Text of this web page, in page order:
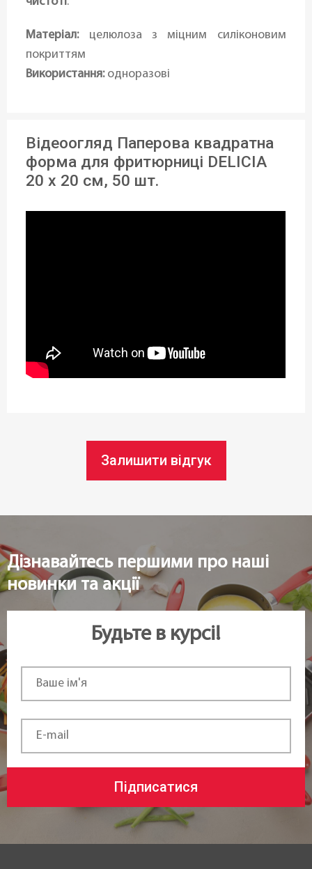
Матеріал:целюлоза з міцним силіконовим
покриттям
Використання:одноразові
Відеоогляд Паперова квадратна
форма для фритюрниці DELICIA
20 х 20 см, 50 шт.
Залишити відгук
Дізнавайтесь першими про наші
новинки та акції
Будьте в курсі!
Підписатися